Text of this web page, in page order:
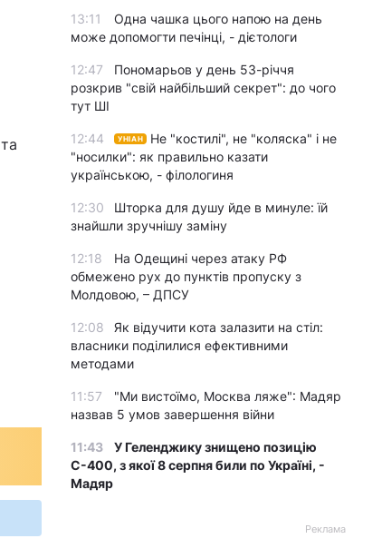
13:11
Одна чашка цього напою на день
може допомогти печінці, - дієтологи
12:47
Пономарьов у день 53-річчя
розкрив "свій найбільший секрет": до чого
тут ШІ
12:44 УНІАН
Не "костилі", не "коляска" і не
"носилки": як правильно казати
українською, - філологиня
12:30
Шторка для душу йде в минуле: їй
знайшли зручнішу заміну
12:18
На Одещині через атаку РФ
обмежено рух до пунктів пропуску з
Молдовою, – ДПСУ
12:08
Як відучити кота залазити на стіл:
власники поділилися ефективними
методами
11:57
"Ми вистоїмо, Москва ляже": Мадяр
назвав 5 умов завершення війни
11:43
У Геленджику знищено позицію
С-400, з якої 8 серпня били по Україні, -
Мадяр
Реклама